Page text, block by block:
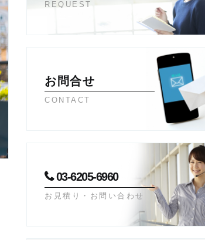
REQUEST
お問合せ
CONTACT
03-6205-6960
お見積り・お問い合わせ